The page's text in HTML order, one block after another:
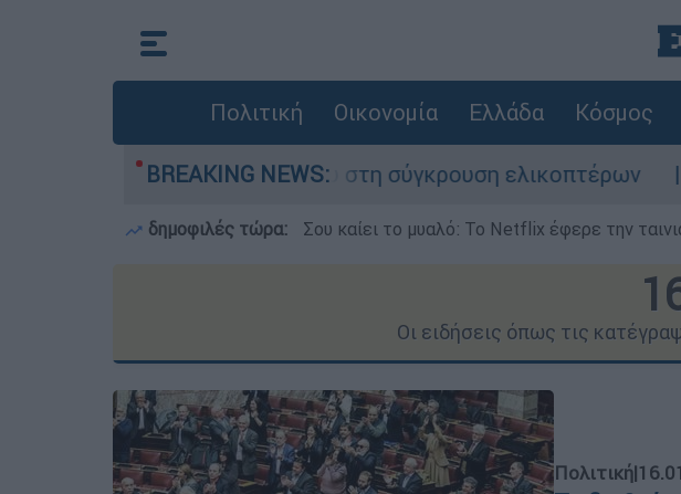
Πολιτική Οικονομία Ελλάδα Κόσμος
BREAKING NEWS:
τη ζωή του στη σύγκρουση ελικοπτέρων Μπαράζ
δημοφιλές τώρα: Σου καίει το μυαλό: Το Netflix έφερε την
Οι ειδήσεις όπως τις
Πολιτική|